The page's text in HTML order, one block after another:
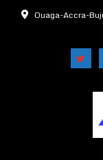
Ouaga-Accra-